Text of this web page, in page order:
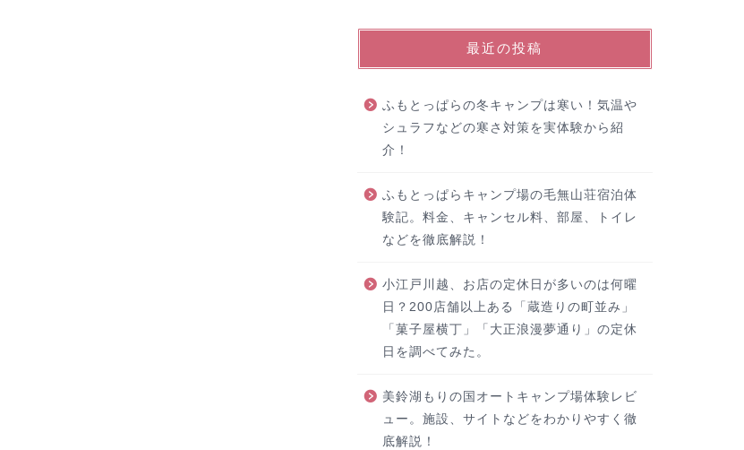
最近の投稿
ふもとっぱらの冬キャンプは寒い！気温や
シュラフなどの寒さ対策を実体験から紹
介！
ふもとっぱらキャンプ場の毛無山荘宿泊体
験記。料金、キャンセル料、部屋、トイレ
などを徹底解説！
小江戸川越、お店の定休日が多いのは何曜
日？200店舗以上ある「蔵造りの町並み」
「菓子屋横丁」「大正浪漫夢通り」の定休
日を調べてみた。
美鈴湖もりの国オートキャンプ場体験レビ
ュー。施設、サイトなどをわかりやすく徹
底解説！